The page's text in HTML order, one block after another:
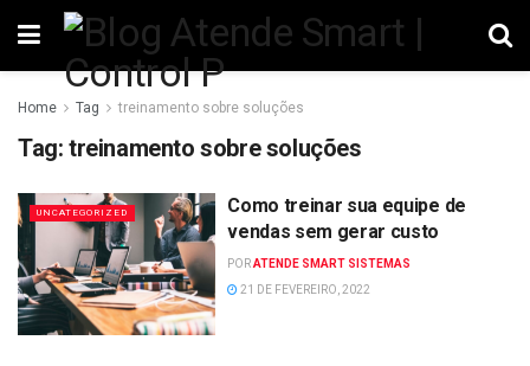
Home Tag treinamento sobre soluções
Tag: treinamento sobre soluções
UNCATEGORIZED
Como treinar sua equipe de
vendas sem gerar custo
PORATENDE SMART SISTEMAS
21 DE FEVEREIRO, 2022